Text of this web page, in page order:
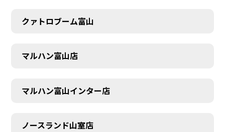
クァトロブーム富山
マルハン富山店
マルハン富山インター店
ノースランド山室店